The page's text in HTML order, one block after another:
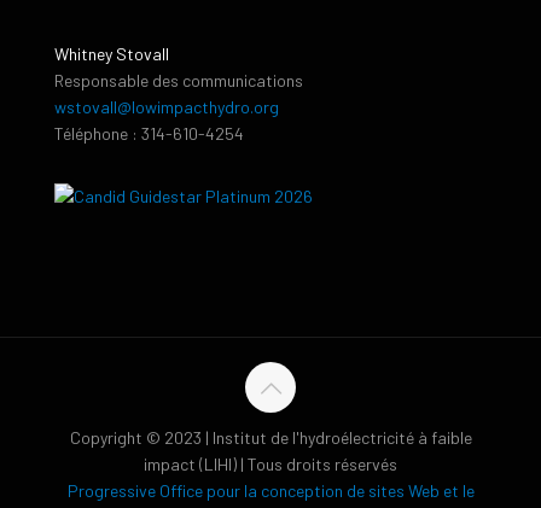
Whitney Stovall
Responsable des communications
wstovall@lowimpacthydro.org
Téléphone : 314-610-4254
Copyright © 2023 | Institut de l'hydroélectricité à faible
impact (LIHI) | Tous droits réservés
Progressive Office pour la conception de sites Web et le